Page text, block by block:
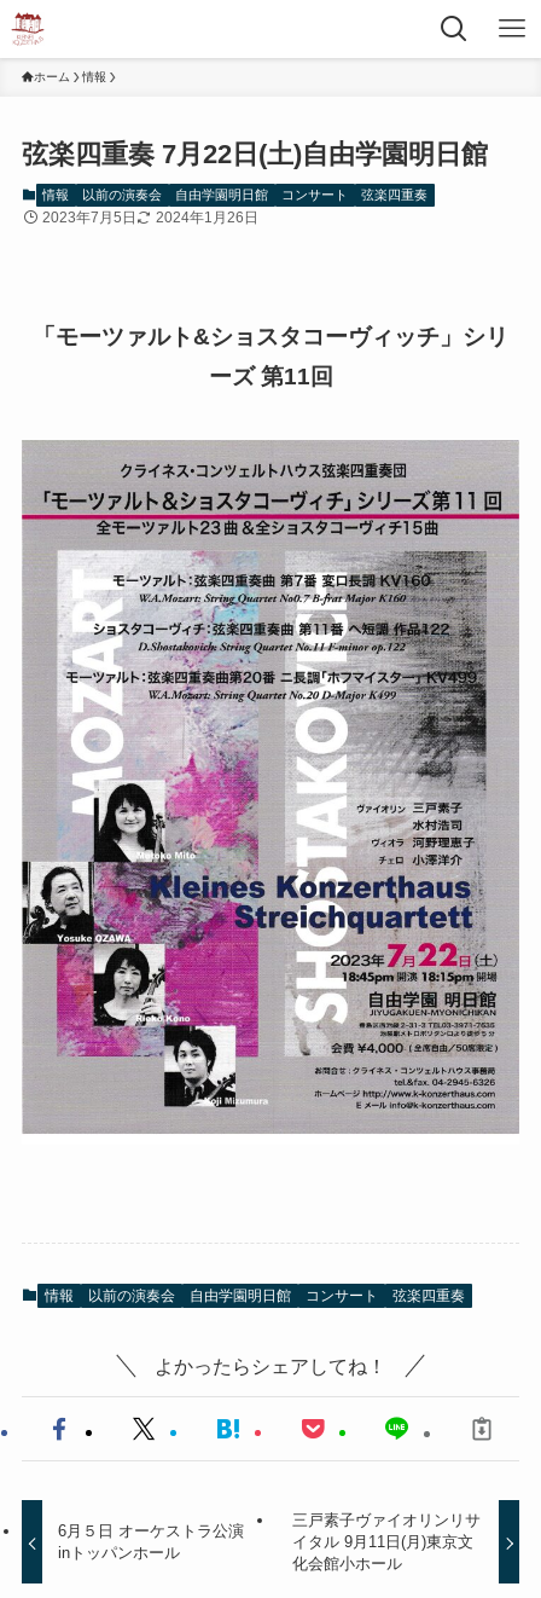
ホーム 情報
弦楽四重奏 7月22日(土)自由学園明日館
情報 以前の演奏会 自由学園明日館 コンサート 弦楽四重奏
2023年7月5日 2024年1月26日
「モーツァルト&ショスタコーヴィッチ」シリ
ーズ 第11回
情報 以前の演奏会 自由学園明日館 コンサート 弦楽四重奏
よかったらシェアしてね！
6月５日 オーケストラ公演
inトッパンホール
三戸素子ヴァイオリンリサ
イタル 9月11日(月)東京文
化会館小ホール